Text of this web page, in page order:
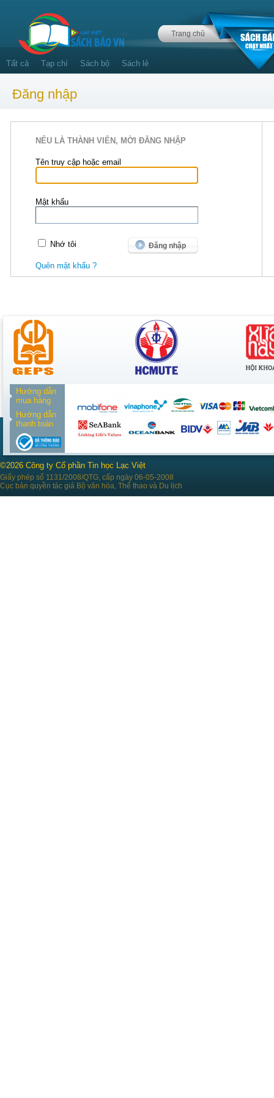
Trang chủ
Tất cả Tạp chí Sách bộ Sách lẻ
Đăng nhập
NẾU LÀ THÀNH VIÊN, MỜI ĐĂNG NHẬP
Tên truy cập hoặc email
Mật khẩu
Nhớ tôi
Quên mật khẩu ?
Hướng dẫn
mua hàng
Hướng dẫn
thanh toán
©2026 Công ty Cổ phần Tin học Lạc Việt
Giấy phép số 1131/2008/QTG, cấp ngày 06-05-2008
Cục bản quyền tác giả Bộ văn hóa, Thể thao và Du lịch